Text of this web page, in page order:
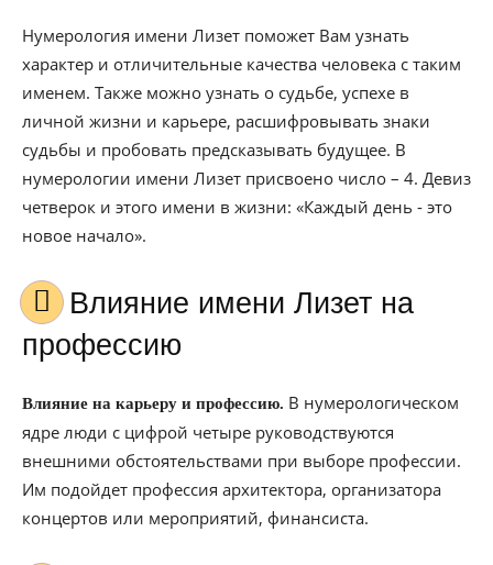
Нумерология имени Лизет поможет Вам узнать
характер и отличительные качества человека с таким
именем. Также можно узнать о судьбе, успехе в
личной жизни и карьере, расшифровывать знаки
судьбы и пробовать предсказывать будущее. В
нумерологии имени Лизет присвоено число – 4. Девиз
четверок и этого имени в жизни: «Каждый день - это
новое начало».
Влияние имени Лизет на
профессию
Влияние на карьеру и профессию. В нумерологическом
ядре люди с цифрой четыре руководствуются
внешними обстоятельствами при выборе профессии.
Им подойдет профессия архитектора, организатора
концертов или мероприятий, финансиста.